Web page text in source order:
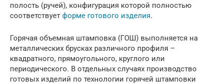
полость (ручей), конфигурация которой полностью
соответствует форме готового изделия.
Горячая объемная штамповка (ГОШ) выполняется на
металлических брусках различного профиля –
квадратного, прямоугольного, круглого или
периодического. В отдельных случаях производство
готовых изделий по технологии горячей штамповки